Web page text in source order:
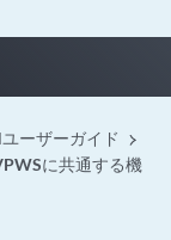
ーザーガイド
に共通する機